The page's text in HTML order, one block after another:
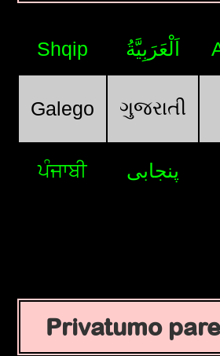
Shqip اَلْعَرَبِيَّةُ
Galego ગુજરાતી
ਪੰਜਾਬੀ پنجابی
Privatumo